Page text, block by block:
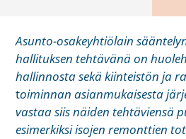
Asunto-osakeyhtiölain
hallituksen tehtävänä on
hallinnosta sekä kiinteistön ja
toiminnan asianmukaisesta
vastaa siis näiden tehtäviensä
esimerkiksi isojen remonttien